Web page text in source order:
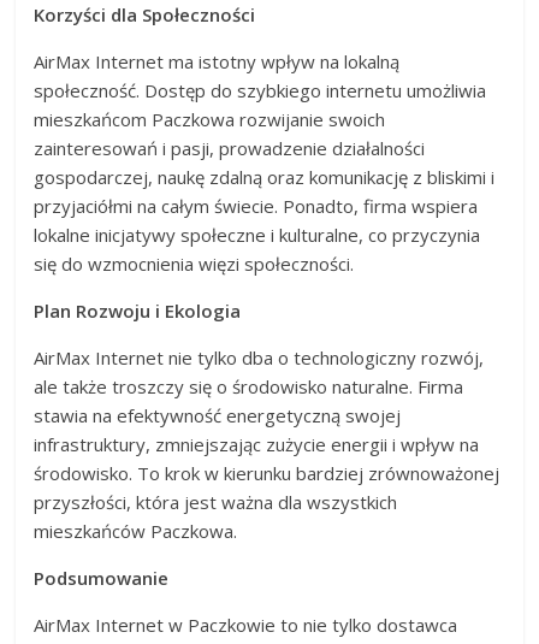
Korzyści dla Społeczności
AirMax Internet ma istotny wpływ na lokalną
społeczność. Dostęp do szybkiego internetu umożliwia
mieszkańcom Paczkowa rozwijanie swoich
zainteresowań i pasji, prowadzenie działalności
gospodarczej, naukę zdalną oraz komunikację z bliskimi i
przyjaciółmi na całym świecie. Ponadto, firma wspiera
lokalne inicjatywy społeczne i kulturalne, co przyczynia
się do wzmocnienia więzi społeczności.
Plan Rozwoju i Ekologia
AirMax Internet nie tylko dba o technologiczny rozwój,
ale także troszczy się o środowisko naturalne. Firma
stawia na efektywność energetyczną swojej
infrastruktury, zmniejszając zużycie energii i wpływ na
środowisko. To krok w kierunku bardziej zrównoważonej
przyszłości, która jest ważna dla wszystkich
mieszkańców Paczkowa.
Podsumowanie
AirMax Internet w Paczkowie to nie tylko dostawca